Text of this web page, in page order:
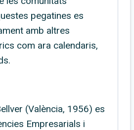
pegatines es
amb altres
com ara calendaris,
(València, 1956) es
Empresarials i